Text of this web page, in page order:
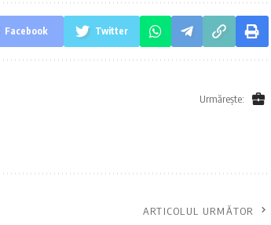
Facebook Twitter
Urmărește:
ARTICOLUL URMĂTOR